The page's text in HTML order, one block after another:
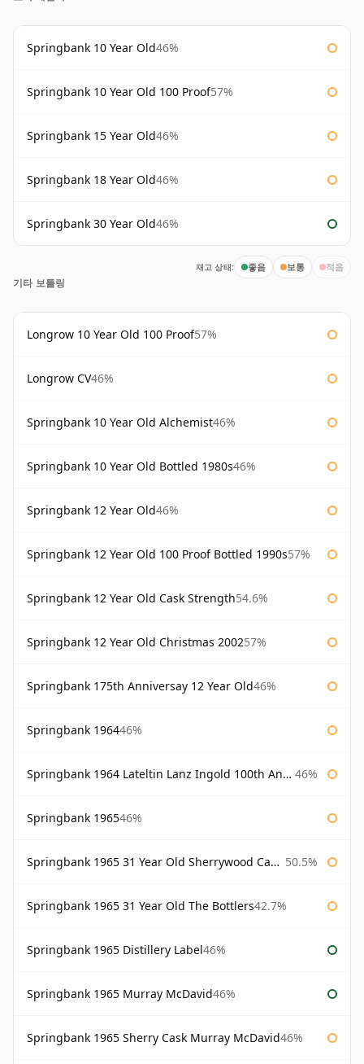
Springbank 10 Year Old46%
Springbank 10 Year Old 100 Proof57%
Springbank 15 Year Old46%
Springbank 18 Year Old46%
Springbank 30 Year Old46%
재고 상태: 좋음 보통 적음
기타 보틀링
Longrow 10 Year Old 100 Proof57%
Longrow CV46%
Springbank 10 Year Old Alchemist46%
Springbank 10 Year Old Bottled 1980s46%
Springbank 12 Year Old46%
Springbank 12 Year Old 100 Proof Bottled 1990s57%
Springbank 12 Year Old Cask Strength54.6%
Springbank 12 Year Old Christmas 200257%
Springbank 175th Anniversay 12 Year Old46%
Springbank 196446%
Springbank 1964 Lateltin Lanz Ingold 100th Anniversary 46%
Springbank 196546%
Springbank 1965 31 Year Old Sherrywood Cadenhead's 50.5%
Springbank 1965 31 Year Old The Bottlers42.7%
Springbank 1965 Distillery Label46%
Springbank 1965 Murray McDavid46%
Springbank 1965 Sherry Cask Murray McDavid46%